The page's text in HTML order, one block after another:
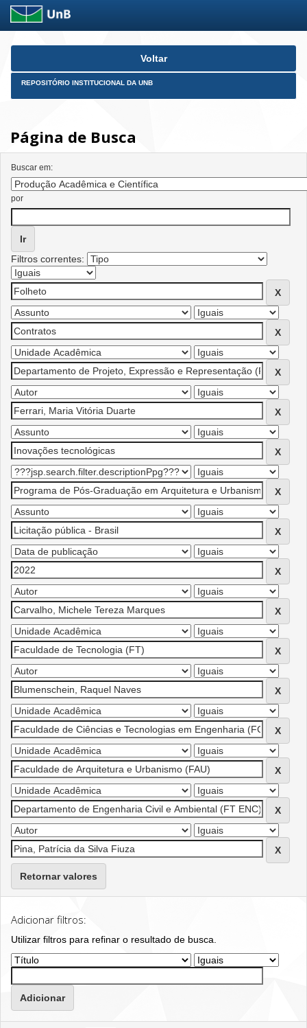
Skip
Voltar
REPOSITÓRIO INSTITUCIONAL DA UNB
Página de Busca
Buscar em:
por
Filtros correntes:
Retornar valores
Adicionar filtros:
Utilizar filtros para refinar o resultado de busca.